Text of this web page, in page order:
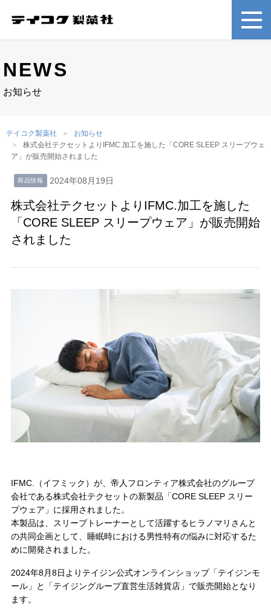
NEWS
お知らせ
テイコク製薬社
お知らせ
株式会社テクセットよりIFMC.加工を施した「CORE SLEEP スリープウェ
ア」が販売開始されました
商品情報 2024年08月19日
株式会社テクセットよりIFMC.加工を施した
「CORE SLEEP スリープウェア」が販売開始
されました
IFMC.（イフミック）が、帝人フロンティア株式会社のグループ
会社である株式会社テクセットの新製品「CORE SLEEP スリー
プウェア」に採用されました。
本製品は、スリープトレーナーとして活躍するヒラノマリさんと
の共同企画として、睡眠時における男性特有の悩みに対応するた
めに開発されました。
2024年8月8日よりテイジン公式オンラインショップ「テイジンモ
ール」と「テイジングループ直営生活雑貨店」で販売開始となり
ます。